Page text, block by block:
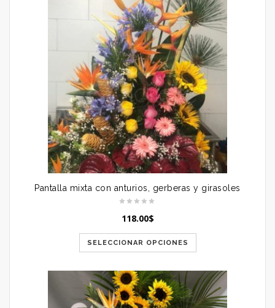
Pantalla mixta con anturios, gerberas y girasoles
118.00$
SELECCIONAR OPCIONES